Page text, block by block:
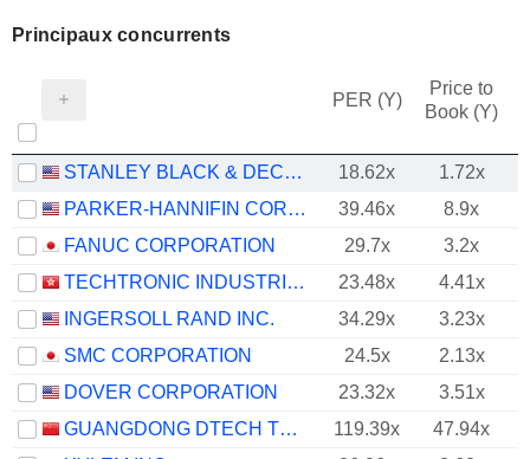
Principaux concurrents
PER (Y)
Price to
Book (Y)
STANLEY BLACK & DECKER, INC. 18.62x
1.72x
PARKER-HANNIFIN CORPORATION
39.46x 8.9x
FANUC CORPORATION
29.7x
3.2x
TECHTRONIC INDUSTRIES COMPANY LIMITED
23.48x
4.41x
INGERSOLL RAND INC.
34.29x
3.23x
SMC CORPORATION
24.5x
2.13x
DOVER CORPORATION
23.32x
3.51x
GUANGDONG DTECH TECHNOLOGY CO., LTD.
119.39x
47.94x